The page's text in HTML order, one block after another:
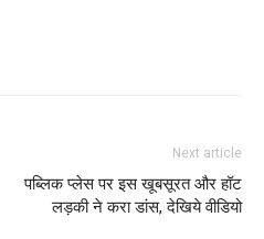
Next article
पब्लिक प्लेस पर इस खूबसूरत और हॉट
लड़की ने करा डांस, देखिये वीडियो